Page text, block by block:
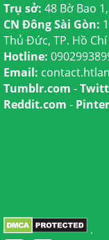
Trụ sở: 48 Bờ Bao
CN Đông Sài Gòn:
Thủ Đức, TP. Hồ
Hotline:
Email:
Tumblr.com -
Reddit.com -
.